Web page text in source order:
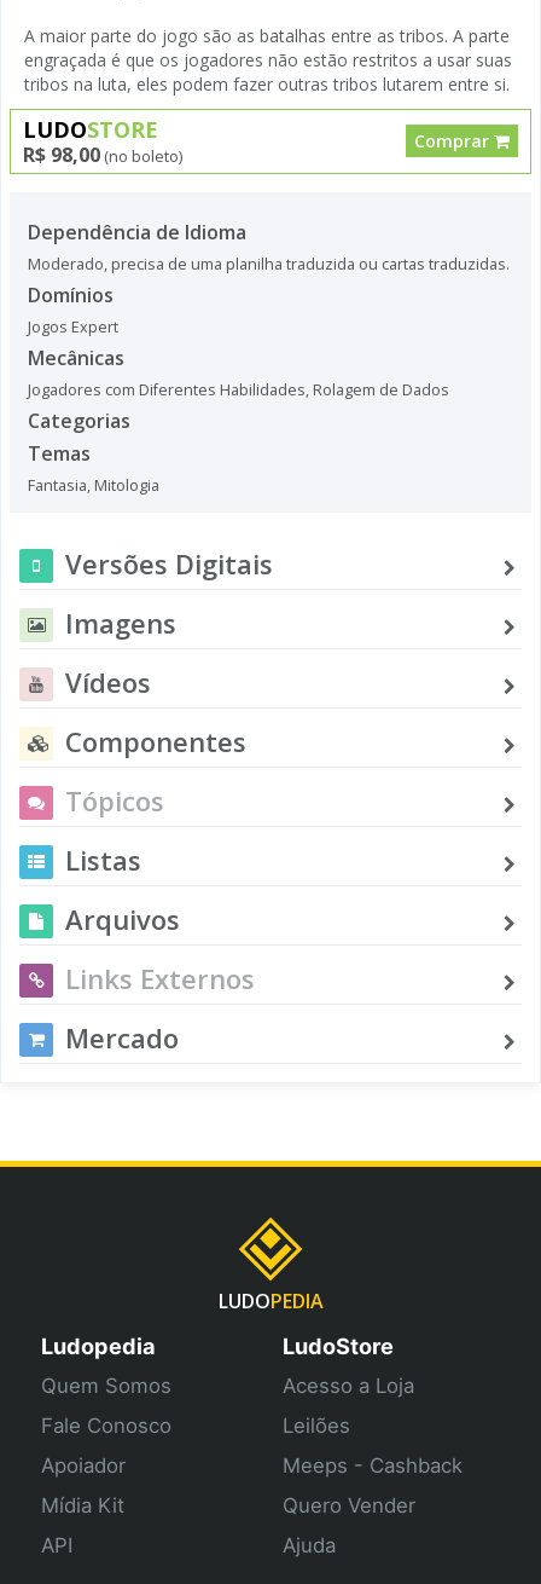
A maior parte do jogo são as batalhas entre as tribos. A parte
engraçada é que os jogadores não estão restritos a usar suas
tribos na luta, eles podem fazer outras tribos lutarem entre si.
LUDOSTORE
R$ 98,00 (no boleto)
Comprar
Dependência de Idioma
Moderado, precisa de uma planilha traduzida ou cartas traduzidas.
Domínios
Jogos Expert
Mecânicas
Jogadores com Diferentes Habilidades, Rolagem de Dados
Categorias
Temas
Fantasia, Mitologia
Versões Digitais
Imagens
Vídeos
Componentes
Tópicos
Listas
Arquivos
Links Externos
Mercado
LUDOPEDIA
Ludopedia
Quem Somos
Fale Conosco
Apoiador
Mídia Kit
API
LudoStore
Acesso a Loja
Leilões
Meeps - Cashback
Quero Vender
Ajuda